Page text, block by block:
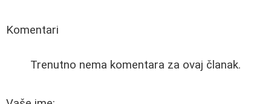
Komentari
Trenutno nema komentara za ovaj članak.